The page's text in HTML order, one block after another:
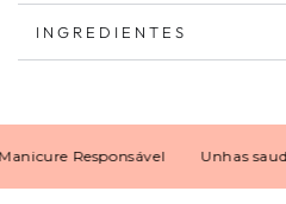
INGREDIENTES
Responsável Unhas